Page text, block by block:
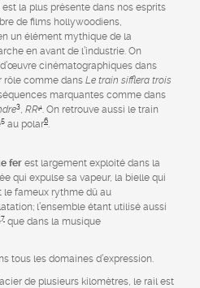
la plus présente dans nos esprits
de films hollywoodiens,
un élément mythique de la
en avant de l’industrie. On
cinématographiques dans
rôle comme dans Le train sifflera trois
marquantes comme dans
3 RR4 . On retrouve aussi le train
5 au polar6
fer est largement exploité dans la
qui expulse sa vapeur, la bielle qui
le fameux rythme dû au
l’ensemble étant utilisé aussi
7 que dans la musique
tous les domaines d’expression.
de plusieurs kilomètres, le rail est